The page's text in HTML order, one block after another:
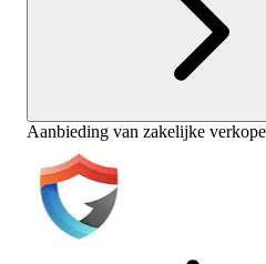
Aanbieding van zakelijke